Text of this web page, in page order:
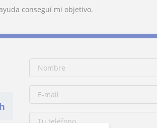
conseguí mi objetivo.